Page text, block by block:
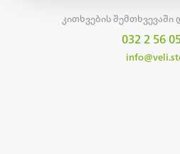
კითხვების შემთხვევაში
032 2 56